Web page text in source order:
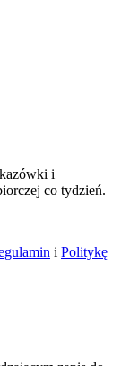
i
co tydzień.
i Politykę